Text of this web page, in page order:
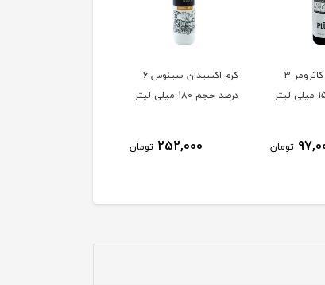
کرم اکسیدان کاترومر 3
تومان
کرم اکسیدان سینوس 6
درصد حجم 180 میلی لیتر
252,000 تومان